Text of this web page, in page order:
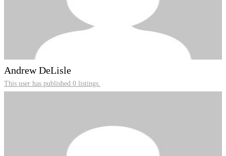
Andrew DeLisle
This user has published 0 listings.